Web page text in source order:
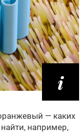
— каких
например,